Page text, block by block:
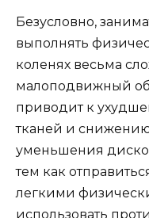
Безусловно,
выполнять
коленях весьма
малоподвижный
приводит к
тканей и
уменьшения
тем как
легкими
использовать